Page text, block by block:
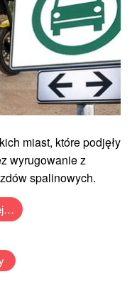
miast, które podjęły
wyrugowanie z
spalinowych.